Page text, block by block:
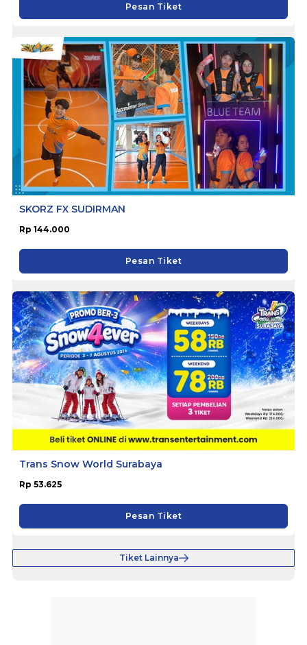
Pesan Tiket
SKORZ FX SUDIRMAN
Rp 144.000
Pesan Tiket
Trans Snow World Surabaya
Rp 53.625
Pesan Tiket
Tiket Lainnya